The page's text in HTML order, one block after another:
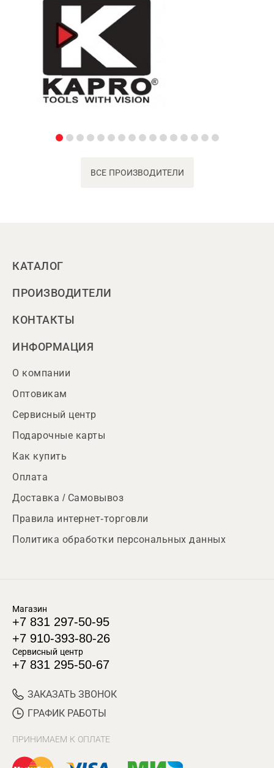
ВСЕ ПРОИЗВОДИТЕЛИ
КАТАЛОГ
ПРОИЗВОДИТЕЛИ
КОНТАКТЫ
ИНФОРМАЦИЯ
О компании
Оптовикам
Сервисный центр
Подарочные карты
Как купить
Оплата
Доставка / Самовывоз
Правила интернет-торговли
Политика обработки персональных данных
Магазин
+7 831 297-50-95
+7 910-393-80-26
Сервисный центр
+7 831 295-50-67
ЗАКАЗАТЬ ЗВОНОК
ГРАФИК РАБОТЫ
ПРИНИМАЕМ К ОПЛАТЕ